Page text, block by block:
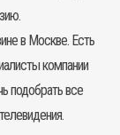
в Москве. Есть
компании
подобрать все